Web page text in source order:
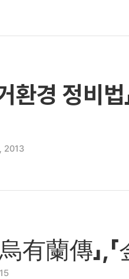
환경 정비
2013
烏有蘭傳」